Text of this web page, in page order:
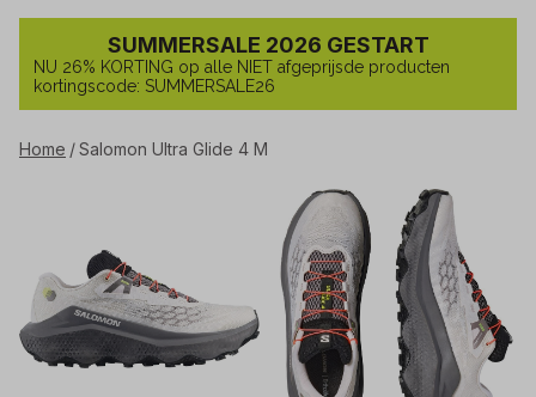
Salomon
Ultra
Glide
M
SUMMERSALE 2026 GESTART
NU 26% KORTING op alle NIET afgeprijsde producten
kortingscode: SUMMERSALE26
Home Salomon Ultra Glide 4 M